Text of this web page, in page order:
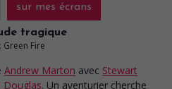
sur mes écrans
tragique
Green Fire
Andrew Marton avec Stewart
Douglas. Un aventurier cherche